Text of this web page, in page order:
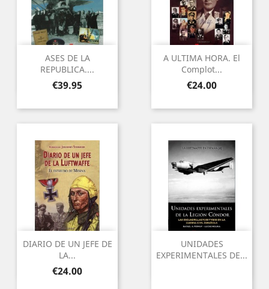
ASES DE LA
REPUBLICA....
Price
€39.95
A ULTIMA HORA. El
Complot...
Price
€24.00
DIARIO DE UN JEFE DE
LA...
Price
€24.00
UNIDADES
EXPERIMENTALES DE...